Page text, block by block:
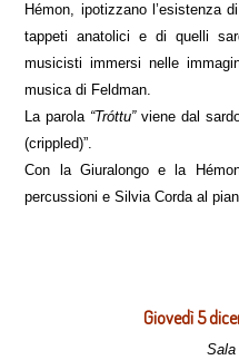
Hémon, ipotizzano l’esistenza
tappeti anatolici e di quelli
musicisti immersi nelle
musica di Feldman.
La parola “Tróttu”viene dal
(crippled)”.
Con la Giuralongo e la
percussioni e Silvia Corda al
Giovedì 5
Sala